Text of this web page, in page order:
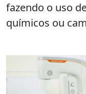
fazendo o uso
químicos ou